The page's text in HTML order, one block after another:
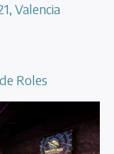
Valencia
Roles